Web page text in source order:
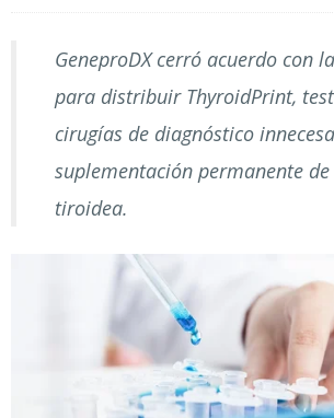
GeneproDX cerró acuerdo con
para distribuir ThyroidPrint,
cirugías de diagnóstico
suplementación permanente
tiroidea.